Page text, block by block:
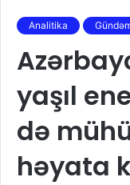
Analitika
yaşıl
də
həyata